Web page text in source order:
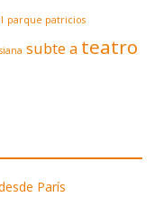
parque patricios
subte a teatro
París